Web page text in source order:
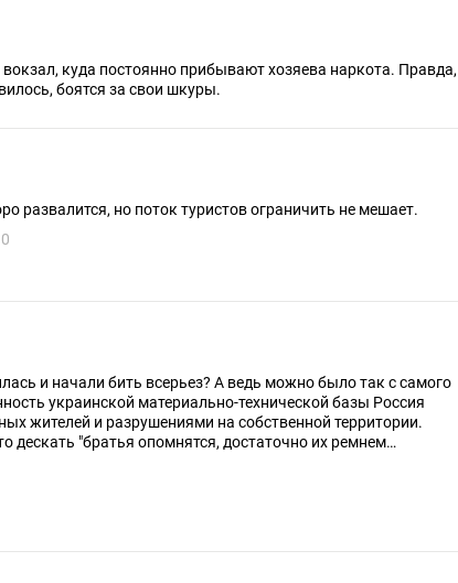
куда постоянно прибывают хозяева наркота. Правда,
боятся за свои шкуры.
развалится, но поток туристов ограничить не мешает.
0
и начали бить всерьез? А ведь можно было так с самого
украинской материально-технической базы Россия
жителей и разрушениями на собственной территории.
дескать "братья опомнятся, достаточно их ремнем